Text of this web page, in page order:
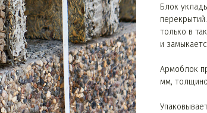
Блок
только в
и
Армоблок
мм,